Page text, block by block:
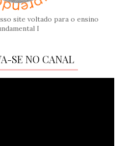
site voltado para o ensino
I
SE NO CANAL